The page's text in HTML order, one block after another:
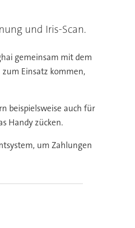
und Iris-Scan.
gemeinsam mit dem
Einsatz kommen,
beispielsweise auch für
Handy zücken.
um Zahlungen